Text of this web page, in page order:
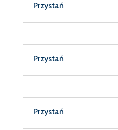
Przystań
Przystań
Przystań